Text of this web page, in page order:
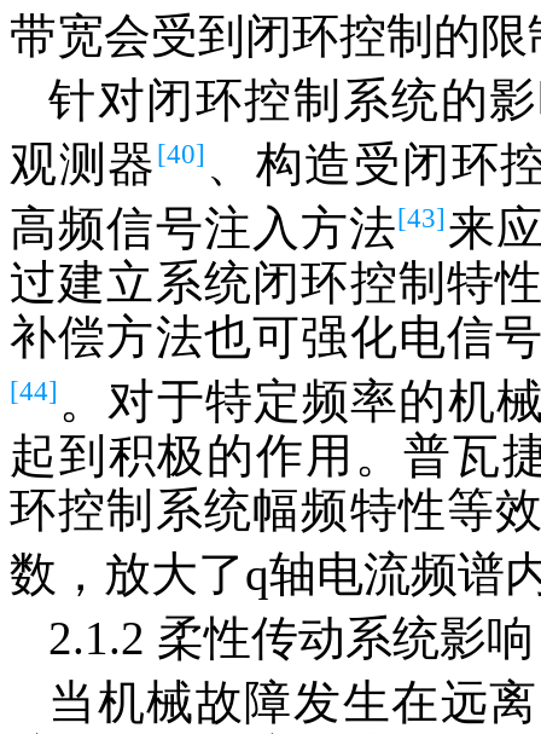
带宽会受到闭环控制的限
针对闭环控制系统的
观测器[40] 、构造受闭环
高频信号注入方法[43]来
过建立系统闭环控制特
补偿方法也可强化电信
[44] 。对于特定频率的机
起到积极的作用。普瓦
环控制系统幅频特性等
数，放大了q轴电流频谱
2.1.2 柔性传动系统影响
当机械故障发生在远